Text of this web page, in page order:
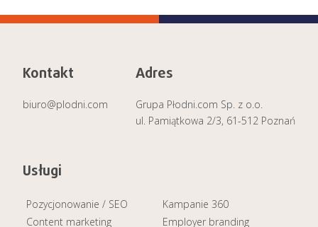
Usługi
Pozycjonowanie / SEO
Kampanie 360
Content marketing
Employer branding
Kontakt
biuro@plodni.com
Adres
Grupa Płodni.com Sp. z o.o.
ul. Pamiątkowa 2/3, 61-512 Poznań